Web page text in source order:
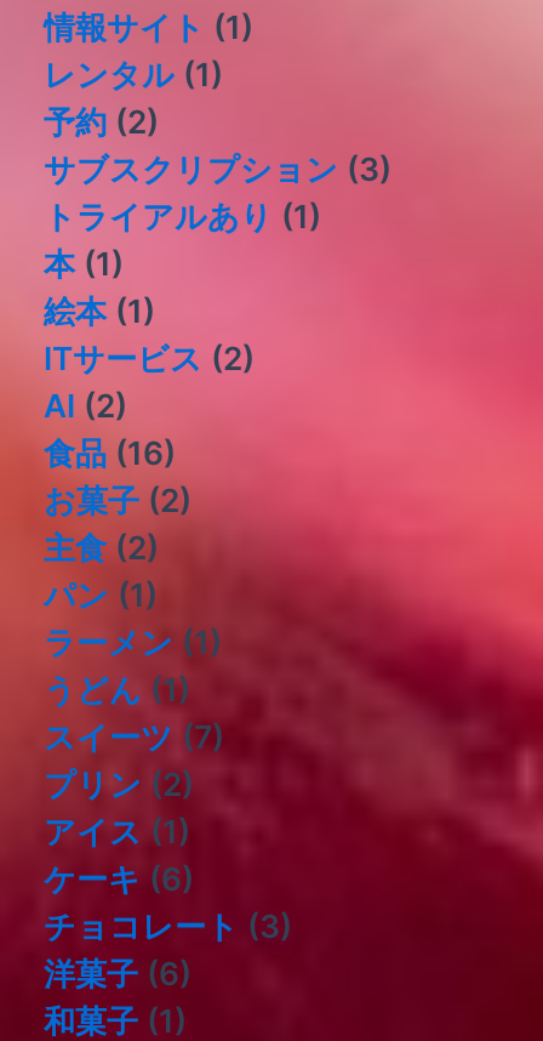
情報サイト (1)
レンタル (1)
予約 (2)
サブスクリプション (3)
トライアルあり (1)
本(1)
絵本(1)
ITサービス (2)
AI (2)
食品 (16)
お菓子 (2)
主食(2)
パン (1)
ラーメン (1)
うどん (1)
スイーツ (7)
プリン (2)
アイス (1)
ケーキ (6)
チョコレート (3)
洋菓子 (6)
和菓子 (1)